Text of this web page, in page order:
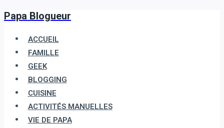
Aller
contenu
Papa Blogueur
ACCUEIL
FAMILLE
GEEK
BLOGGING
CUISINE
ACTIVITÉS MANUELLES
VIE DE PAPA